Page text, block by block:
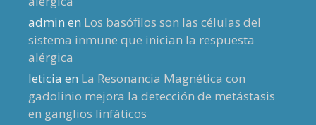
admin en Los basófilos son las células del
sistema inmune que inician la respuesta
alérgica
leticia en La Resonancia Magnética con
gadolinio mejora la detección de metástasis
en ganglios linfáticos